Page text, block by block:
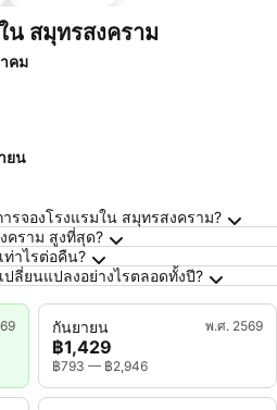
น สมุทรสงคราม
คม
ยน
สมุทรสงคราม
รจองโรงแรมใน สมุทรสงคราม?
คราม สูงที่สุด?
ท่าไรต่อคืน?
ลี่ยนแปลงอย่างไรตลอดทั้งปี?
กันยายน พ.ศ. 2569
฿1,429
฿793 — ฿2,946